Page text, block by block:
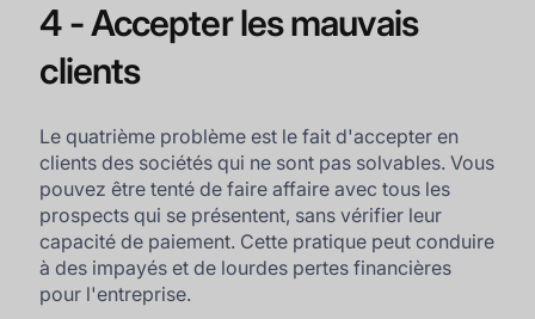
4 - Accepter les mauvais
clients
Le quatrième problème est le fait d'accepter en
clients des sociétés qui ne sont pas solvables. Vous
pouvez être tenté de faire affaire avec tous les
prospects qui se présentent, sans vérifier leur
capacité de paiement. Cette pratique peut conduire
à des impayés et de lourdes pertes financières
pour l'entreprise.